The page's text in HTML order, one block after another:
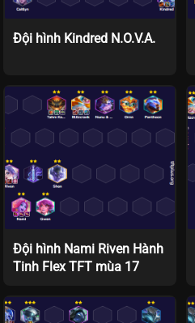
Đội hình Kindred N.O.V.A.
Đội hình Nami Riven Hành
Tinh Flex TFT mùa 17